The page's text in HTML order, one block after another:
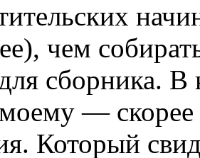
чем
для сборника.
—
Который